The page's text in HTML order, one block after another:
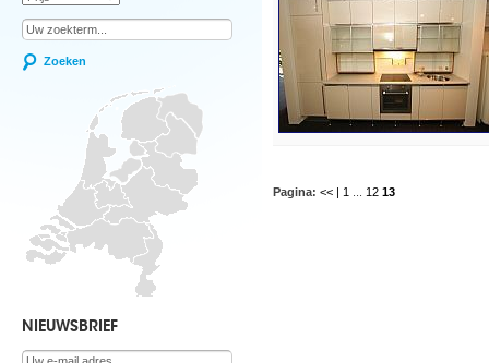
Zoeken
NIEUWSBRIEF
Pagina: << | 1 12 13